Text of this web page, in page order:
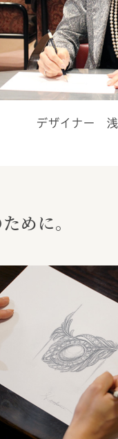
デザイナー
めに。